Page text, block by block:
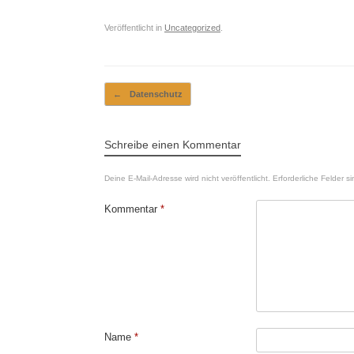
Veröffentlicht in Uncategorized
Beitragsnavigation
← Datenschutz
Schreibe einen Kommentar
Deine E-Mail-Adresse wird nicht veröffentlicht. Erforderliche Felder
Kommentar *
Name *